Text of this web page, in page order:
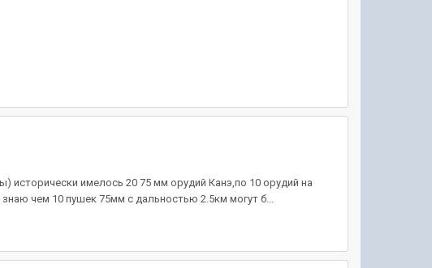
имелось 20 75 мм орудий Канэ,по 10 орудий на
чем 10 пушек 75мм с дальностью 2.5км могут б...